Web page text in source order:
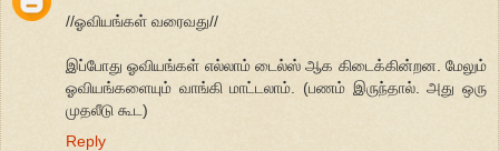
//ஓவியங்கள் வரைவது//
இப்போது ஓவியங்கள் எல்லாம் டைல்ஸ் ஆக கிடைக்கின்றன. மேலும்
ஓவியங்களையும் வாங்கி மாட்டலாம். (பணம் இருந்தால். அது ஒரு
முதலீடு கூட)
Reply